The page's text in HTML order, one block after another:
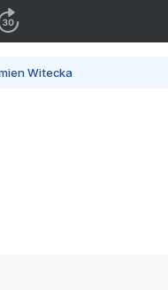
Witecka